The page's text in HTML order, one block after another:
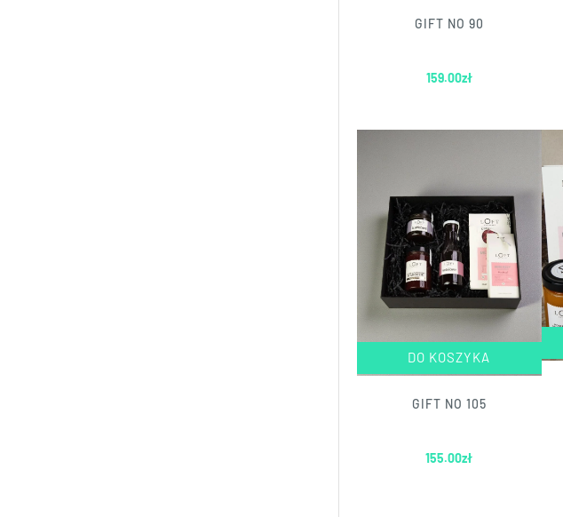
GIFT NO 90
159.00zł
DO KOSZYKA
GIFT NO 105
155.00zł